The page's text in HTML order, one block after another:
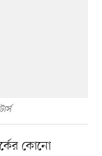
কোনো